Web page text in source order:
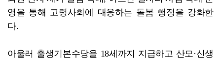
영을 통해 고령사회에 대응하는 돌봄 행정을 강화한
다.
아울러 출생기본수당을 18세까지 지급하고 산모·신생